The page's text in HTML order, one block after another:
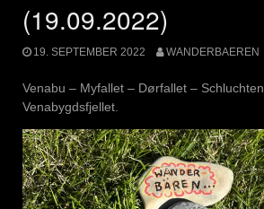
(19.09.2022)
19. SEPTEMBER 2022 WANDERBAEREN
Venabu – Myfallet – Dørfallet –
Venabygdsfjellet.